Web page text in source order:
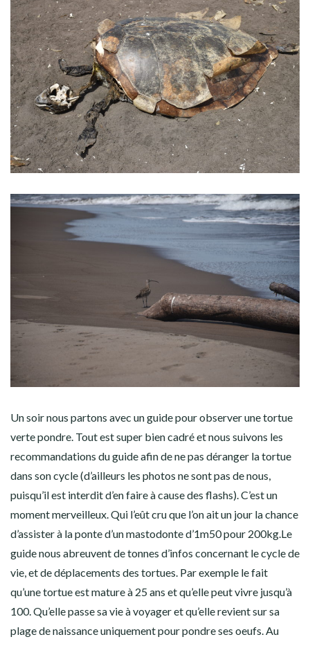
Un soir nous partons avec un guide pour observer une tortue
verte pondre. Tout est super bien cadré et nous suivons les
recommandations du guide afin de ne pas déranger la tortue
dans son cycle (d’ailleurs les photos ne sont pas de nous,
puisqu’il est interdit d’en faire à cause des flashs). C’est un
moment merveilleux. Qui l’eût cru que l’on ait un jour la chance
d’assister à la ponte d’un mastodonte d’1m50 pour 200kg.Le
guide nous abreuvent de tonnes d’infos concernant le cycle de
vie, et de déplacements des tortues. Par exemple le fait
qu’une tortue est mature à 25 ans et qu’elle peut vivre jusqu’à
100. Qu’elle passe sa vie à voyager et qu’elle revient sur sa
plage de naissance uniquement pour pondre ses oeufs. Au